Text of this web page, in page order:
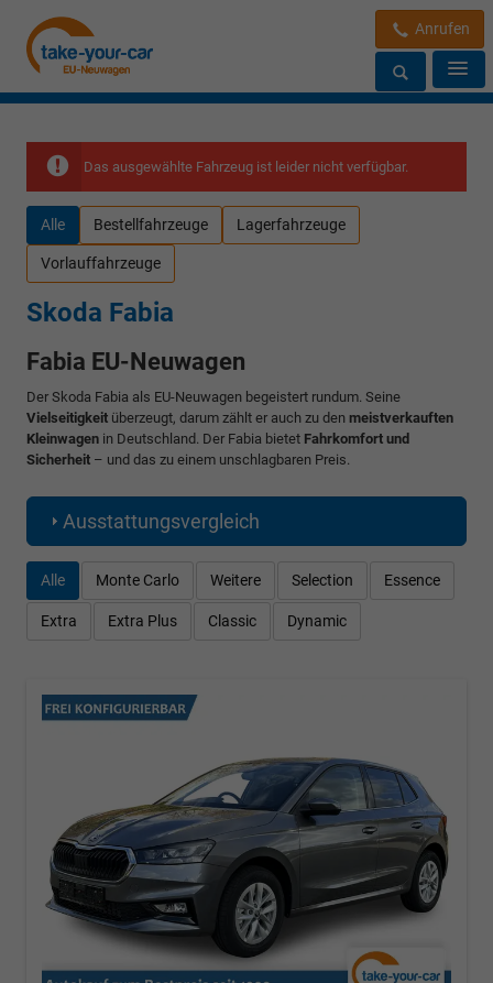
Anrufen
Das ausgewählte Fahrzeug ist leider nicht verfügbar.
Alle Bestellfahrzeuge Lagerfahrzeuge
Vorlauffahrzeuge
Skoda Fabia
Fabia EU-Neuwagen
Der Skoda Fabia als EU-Neuwagen begeistert rundum. Seine
Vielseitigkeit überzeugt, darum zählt er auch zu den meistverkauften
Kleinwagen in Deutschland. Der Fabia bietet Fahrkomfort und
Sicherheit – und das zu einem unschlagbaren Preis.
Ausstattungsvergleich
Alle Monte Carlo Weitere Selection Essence
Extra Extra Plus Classic Dynamic